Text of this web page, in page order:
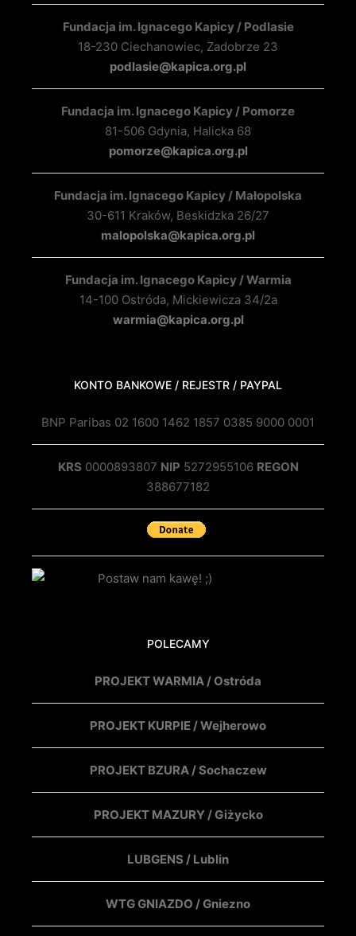
Fundacja im. Ignacego Kapicy / Podlasie
18-230 Ciechanowiec, Zadobrze 23
podlasie@kapica.org.pl
Fundacja im. Ignacego Kapicy / Pomorze
81-506 Gdynia, Halicka 68
pomorze@kapica.org.pl
Fundacja im. Ignacego Kapicy / Małopolska
30-611 Kraków, Beskidzka 26/27
malopolska@kapica.org.pl
Fundacja im. Ignacego Kapicy / Warmia
14-100 Ostróda, Mickiewicza 34/2a
warmia@kapica.org.pl
KONTO BANKOWE / REJESTR / PAYPAL
BNP Paribas 02 1600 1462 1857 0385 9000 0001
KRS 0000893807 NIP 5272955106 REGON
388677182
POLECAMY
PROJEKT WARMIA / Ostróda
PROJEKT KURPIE / Wejherowo
PROJEKT BZURA / Sochaczew
PROJEKT MAZURY / Giżycko
LUBGENS / Lublin
WTG GNIAZDO / Gniezno